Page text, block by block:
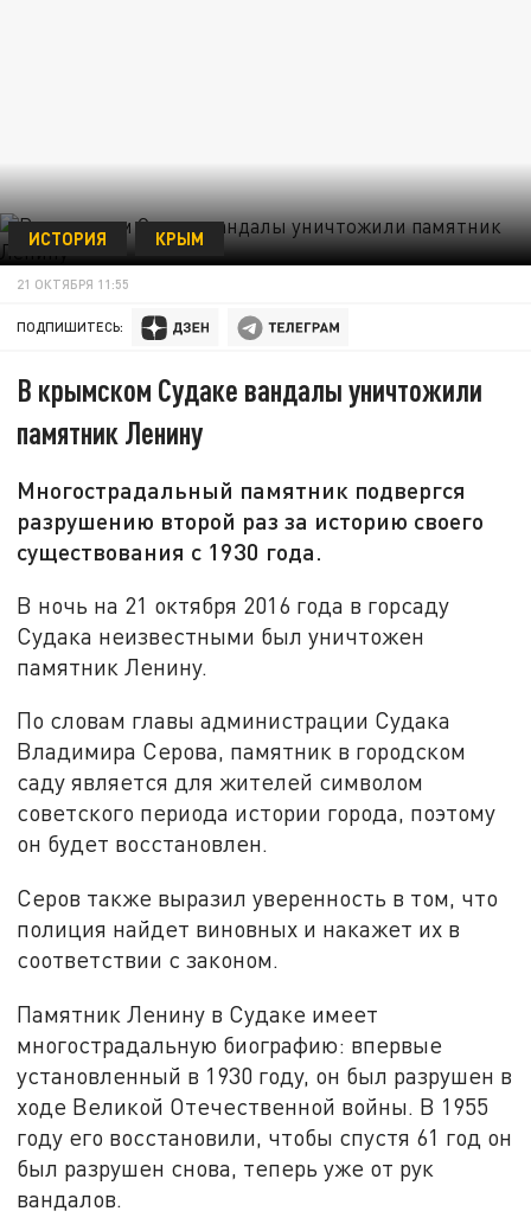
ИСТОРИЯ КРЫМ
21 ОКТЯБРЯ 11:55
ПОДПИШИТЕСЬ:
В крымском Судаке вандалы уничтожили
памятник Ленину
Многострадальный памятник подвергся
разрушению второй раз за историю своего
существования с 1930 года.
В ночь на 21 октября 2016 года в горсаду
Судака неизвестными был уничтожен
памятник Ленину.
По словам главы администрации Судака
Владимира Серова, памятник в городском
саду является для жителей символом
советского периода истории города, поэтому
он будет восстановлен.
Серов также выразил уверенность в том, что
полиция найдет виновных и накажет их в
соответствии с законом.
Памятник Ленину в Судаке имеет
многострадальную биографию: впервые
установленный в 1930 году, он был разрушен в
ходе Великой Отечественной войны. В 1955
году его восстановили, чтобы спустя 61 год он
был разрушен снова, теперь уже от рук
вандалов.